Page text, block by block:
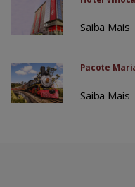
Saiba Mais
Pacote
Saiba Mais